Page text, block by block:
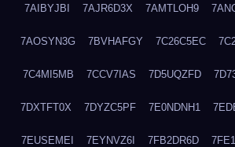
7AIBYJBI 7AJR6D3X 7AMTLOH9
7AOSYN3G 7BVHAFGY 7C26C5EC
7C4MI5MB 7CCV7IAS 7D5UQZFD
7DXTFT0X 7DYZC5PF 7E0NDNH1
7EUSEMEI 7EYNVZ6I 7FB2DR6D